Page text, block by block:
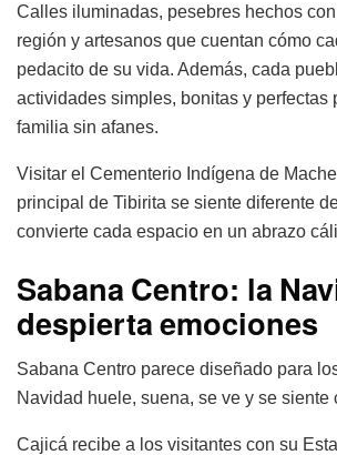
Calles iluminadas, pesebres hechos
región y artesanos que cuentan cómo
pedacito de su vida. Además, cada
actividades simples, bonitas y perfectas
familia sin afanes.
Visitar el Cementerio Indígena de
principal de Tibirita se siente diferente
convierte cada espacio en un abrazo
Sabana Centro: la
despierta emociones
Sabana Centro parece diseñado para
Navidad huele, suena, se ve y se siente
Cajicá recibe a los visitantes con su